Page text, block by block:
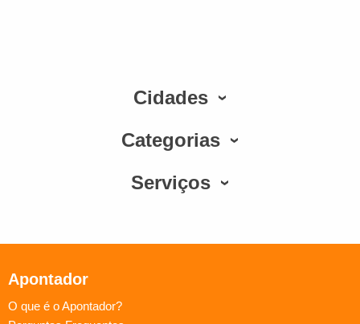
Cidades
Categorias
Serviços
Apontador
O que é o Apontador?